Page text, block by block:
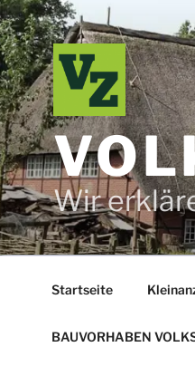
Wir
Startseite
BAUVORHABEN